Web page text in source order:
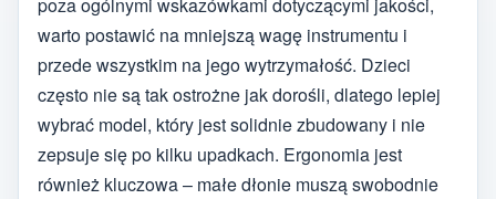
poza ogólnymi wskazówkami dotyczącymi jakości,
warto postawić na mniejszą wagę instrumentu i
przede wszystkim na jego wytrzymałość. Dzieci
często nie są tak ostrożne jak dorośli, dlatego lepiej
wybrać model, który jest solidnie zbudowany i nie
zepsuje się po kilku upadkach. Ergonomia jest
również kluczowa – małe dłonie muszą swobodnie